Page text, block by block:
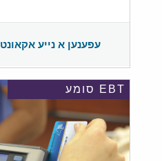
עפענען א נייע אקאונט
EBT סומע